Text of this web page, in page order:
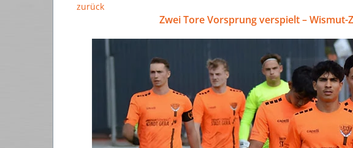
zurück
Zwei Tore Vorsprung verspielt –